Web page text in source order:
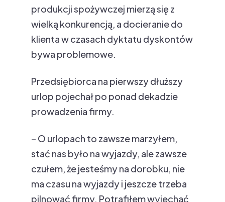
produkcji spożywczej mierzą się z
wielką konkurencją, a docieranie do
klienta w czasach dyktatu dyskontów
bywa problemowe.
Przedsiębiorca na pierwszy dłuższy
urlop pojechał po ponad dekadzie
prowadzenia firmy.
– O urlopach to zawsze marzyłem,
stać nas było na wyjazdy, ale zawsze
czułem, że jesteśmy na dorobku, nie
ma czasu na wyjazdy i jeszcze trzeba
pilnować firmy. Potrafiłem wyjechać